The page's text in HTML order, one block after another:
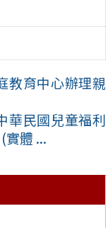
教育中心辦理親
華民國兒童福利
實體 ...